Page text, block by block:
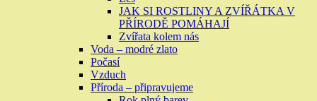
JAK SI ROSTLINY A ZVÍŘÁTKA V
PŘÍRODĚ POMÁHAJÍ
Zvířata kolem nás
Voda – modré zlato
Počasí
Vzduch
Příroda – připravujeme